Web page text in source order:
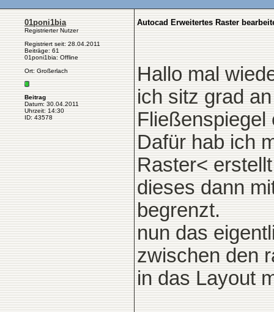
01poni1bia
Registrierter Nutzer
Registriert seit: 28.04.2011
Beiträge: 61
01poni1bia: Offline
Ort: Großerlach
Beitrag
Datum: 30.04.2011
Uhrzeit: 14:30
ID: 43578
Autocad Erweitertes Raster
Hallo mal
ich sitz grad
Fließenspiegel
Dafür hab ich
Raster<
dieses dann
begrenzt.
nun das
zwischen den
in das Layout